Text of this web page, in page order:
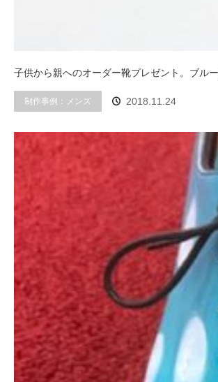
子供から親へのオーダー靴プレゼント。ブル
制作事例：メンズ 2018.11.24